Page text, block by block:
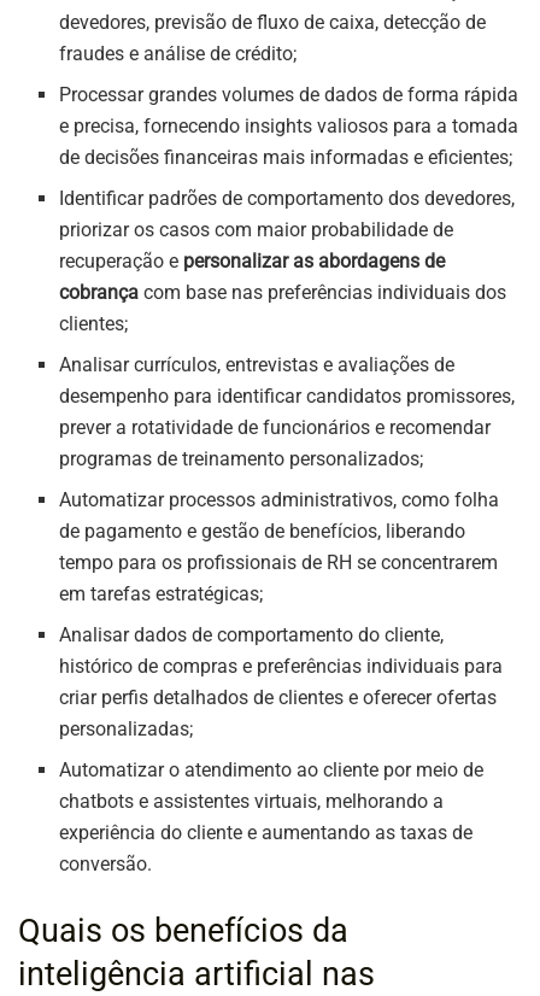
devedores, previsão de fluxo de caixa, detecção de
fraudes e análise de crédito;
Processar grandes volumes de dados de forma rápida
e precisa, fornecendo insights valiosos para a tomada
de decisões financeiras mais informadas e eficientes;
Identificar padrões de comportamento dos devedores,
priorizar os casos com maior probabilidade de
recuperação e personalizar as abordagens de
cobrançacom base nas preferências individuais dos
clientes;
Analisar currículos, entrevistas e avaliações de
desempenho para identificar candidatos promissores,
prever a rotatividade de funcionários e recomendar
programas de treinamento personalizados;
Automatizar processos administrativos, como folha
de pagamento e gestão de benefícios, liberando
tempo para os profissionais de RH se concentrarem
em tarefas estratégicas;
Analisar dados de comportamento do cliente,
histórico de compras e preferências individuais para
criar perfis detalhados de clientes e oferecer ofertas
personalizadas;
Automatizar o atendimento ao cliente por meio de
chatbots e assistentes virtuais, melhorando a
experiência do cliente e aumentando as taxas de
conversão.
Quais os benefícios da
inteligência artificial nas